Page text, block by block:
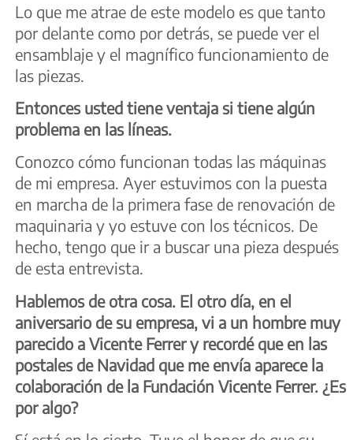
Lo que me atrae de este modelo es que tanto
por delante como por detrás, se puede ver el
ensamblaje y el magnífico funcionamiento de
las piezas.
Entonces usted tiene ventaja si tiene algún
problema en las líneas.
Conozco cómo funcionan todas las máquinas
de mi empresa. Ayer estuvimos con la puesta
en marcha de la primera fase de renovación de
maquinaria y yo estuve con los técnicos. De
hecho, tengo que ir a buscar una pieza después
de esta entrevista.
Hablemos de otra cosa. El otro día, en el
aniversario de su empresa, vi a un hombre muy
parecido a Vicente Ferrer y recordé que en las
postales de Navidad que me envía aparece la
colaboración de la Fundación Vicente Ferrer. ¿Es
por algo?